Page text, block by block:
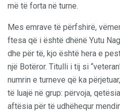
më të forta në turne.
Mes emrave të përfshirë,
ftesa që i është dhënë Yutu
dhe për të, kjo është hera e
një Botëror. Titulli i tij si
numrin e turneve që ka
të luajë në grup: përvoja,
aftësia për të udhëhequr